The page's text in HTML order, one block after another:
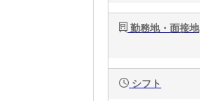
勤務地・面接地
シフト